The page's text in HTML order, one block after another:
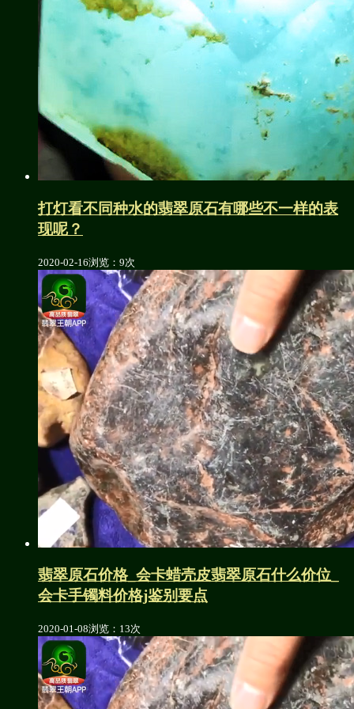
打灯看不同种水的翡翠原石有哪些不一样的表
现呢？
2020-02-16浏览：9次
翡翠原石价格_会卡蜡壳皮翡翠原石什么价位_
会卡手镯料价格j鉴别要点
2020-01-08浏览：13次